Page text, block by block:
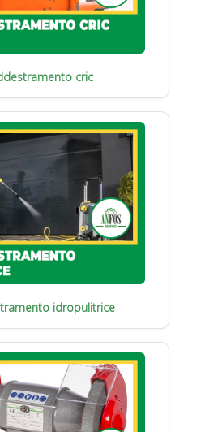
cric
idropulitrice